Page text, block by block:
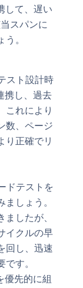
て、遅い
スパンに
。
スト設計時
携し、過去
これにより
数、ページ
り正確でリ
ドテストを
しょう。
したが、
イクルの早
回し、迅速
す。
優先的に組